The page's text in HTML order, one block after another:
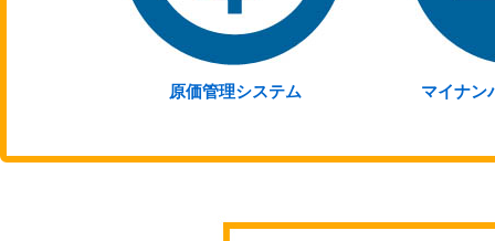
原価管理システム マイナン